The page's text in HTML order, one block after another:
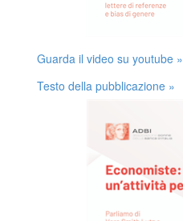
Guarda il video su youtube »
Testo della pubblicazione »